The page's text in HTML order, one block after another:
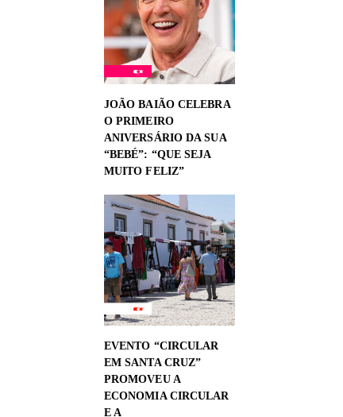
JOÃO BAIÃO CELEBRA
O PRIMEIRO
ANIVERSÁRIO DA SUA
“BEBÉ”: “QUE SEJA
MUITO FELIZ”
EVENTO “CIRCULAR
EM SANTA CRUZ”
PROMOVEU A
ECONOMIA CIRCULAR
E A